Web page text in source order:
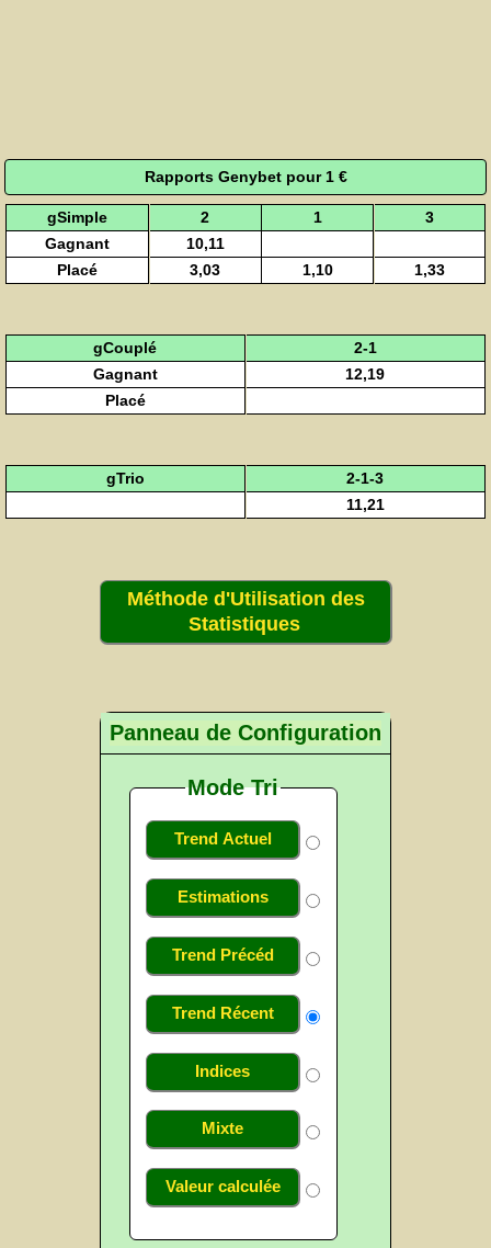
Rapports Genybet pour 1 €
gSimple 2 1
3
Gagnant
10,11
Placé
3,03 1,10 1,33
gCouplé
2-1
Gagnant
12,19
Placé
gTrio
2-1-3
11,21
Méthode d'Utilisation des
Statistiques
Panneau de Configuration
Mode Tri
Trend Actuel
Estimations
Trend Précéd
Trend Récent
Indices
Mixte
Valeur calculée